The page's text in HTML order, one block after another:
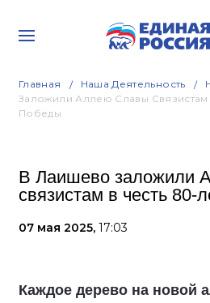
Главная Наша Деятельность
Заложили Аллею Славы Связистам
Победы
В Лаишево заложили
связистам в честь 80-
07 мая 2025, 17:03
Каждое дерево на новой